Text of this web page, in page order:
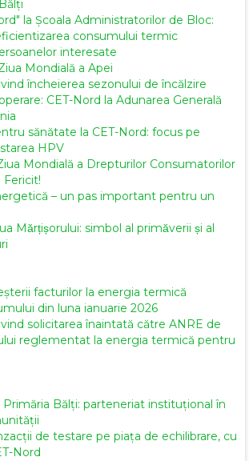
la Școala Administratorilor de Bloc:
consumului termic
interesate
Mondială a Apei
încheierea sezonului de încălzire
CET-Nord la Adunarea Generală
sănătate la CET-Nord: focus pe
HPV
Mondială a Drepturilor Consumatorilor
Fericit!
– un pas important pentru un
Mărțișorului: simbol al primăverii și al
facturilor la energia termică
din luna ianuarie 2026
solicitarea înaintată către ANRE de
reglementat la energia termică pentru
Primăria Bălți: parteneriat instituțional în
de testare pe piața de echilibrare, cu
Nord